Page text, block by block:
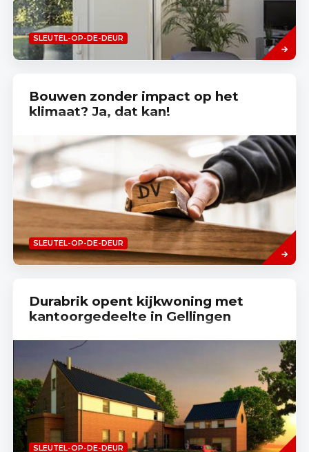
SLEUTEL-OP-DE-DEUR
Read
more
Bouwen zonder impact op het
klimaat? Ja, dat kan!
SLEUTEL-OP-DE-DEUR
Read
more
Durabrik opent kijkwoning met
kantoorgedeelte in Gellingen
SLEUTEL-OP-DE-DEUR
Read